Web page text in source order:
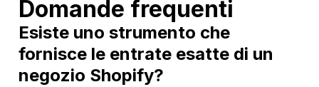
Domande frequenti
Esiste uno strumento che
fornisce le entrate esatte di un
negozio Shopify?